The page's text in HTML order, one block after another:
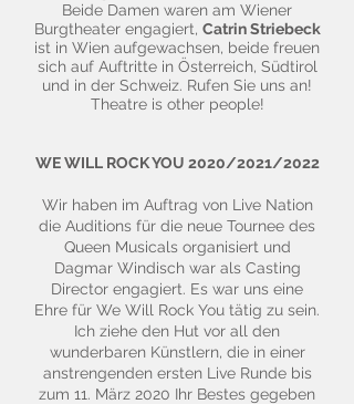
Beide Damen waren am Wiener
Burgtheater engagiert, Catrin Striebeck
ist in Wien aufgewachsen, beide freuen
sich auf Auftritte in Österreich, Südtirol
und in der Schweiz. Rufen Sie uns an!
Theatre is other people!
WE WILL ROCK YOU 2020/2021/2022
Wir haben im Auftrag von Live Nation
die Auditions für die neue Tournee des
Queen Musicals organisiert und
Dagmar Windisch war als Casting
Director engagiert. Es war uns eine
Ehre für We Will Rock You tätig zu sein.
Ich ziehe den Hut vor all den
wunderbaren Künstlern, die in einer
anstrengenden ersten Live Runde bis
zum 11. März 2020 Ihr Bestes gegeben